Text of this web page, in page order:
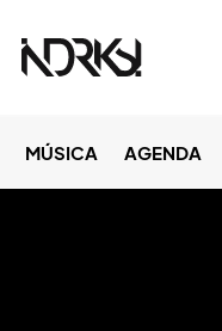
MÚSICA AGENDA